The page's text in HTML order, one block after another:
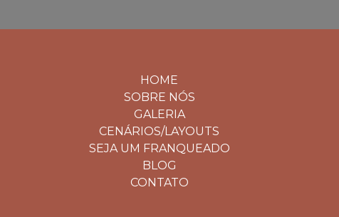
HOME
SOBRE NÓS
GALERIA
CENÁRIOS/LAYOUTS
SEJA UM FRANQUEADO
BLOG
CONTATO